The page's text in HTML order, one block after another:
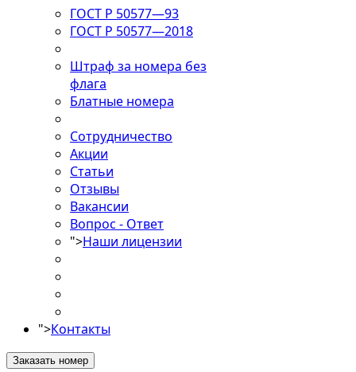
ГОСТ Р 50577—93
ГОСТ Р 50577—2018
Штраф за номера без
флага
Блатные номера
Сотрудничество
Акции
Статьи
Отзывы
Вакансии
Вопрос - Ответ
">Наши лицензии
">Контакты
Заказать номер